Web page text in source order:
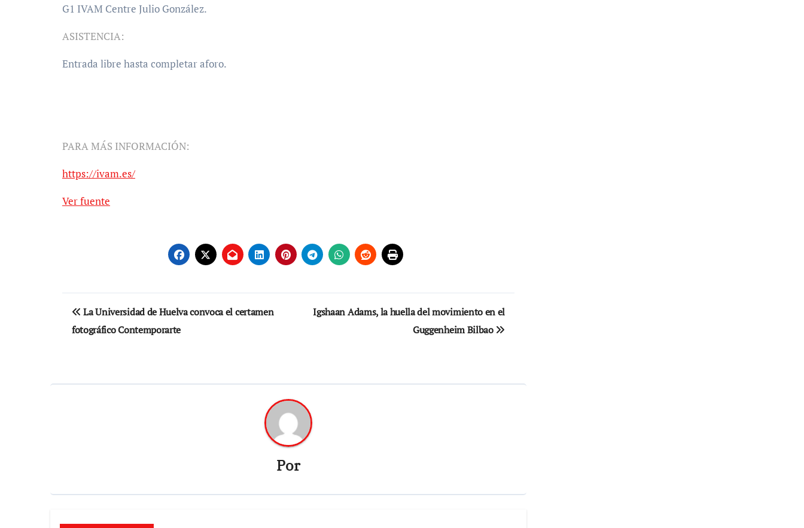
G1 IVAM Centre Julio González.
ASISTENCIA:
Entrada libre hasta completar aforo.
PARA MÁS INFORMACIÓN:
https://ivam.es/
Ver fuente
Navegación
de
La Universidad de Huelva convoca el certamen
fotográfico Contemporarte
Igshaan Adams, la huella del movimiento en el
Guggenheim Bilbao
Por